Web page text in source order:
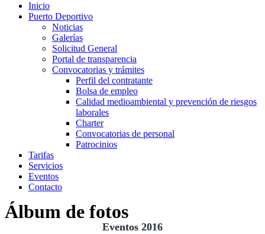
Inicio
Puerto Deportivo
Noticias
Galerías
Solicitud General
Portal de transparencia
Convocatorias y trámites
Perfil del contratante
Bolsa de empleo
Calidad medioambiental y prevención de riesgos
laborales
Charter
Convocatorias de personal
Patrocinios
Tarifas
Servicios
Eventos
Contacto
Álbum de fotos
Eventos 2016